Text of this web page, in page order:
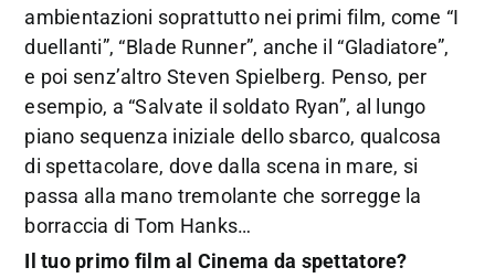
ambientazioni soprattutto nei primi film, come “I
duellanti”, “Blade Runner”, anche il “Gladiatore”,
e poi senz’altro Steven Spielberg. Penso, per
esempio, a “Salvate il soldato Ryan”, al lungo
piano sequenza iniziale dello sbarco, qualcosa
di spettacolare, dove dalla scena in mare, si
passa alla mano tremolante che sorregge la
borraccia di Tom Hanks…
Il tuo primo film al Cinema da spettatore?